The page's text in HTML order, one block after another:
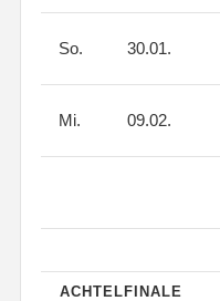
So. 30.01.
Mi. 09.02.
ACHTELFINALE